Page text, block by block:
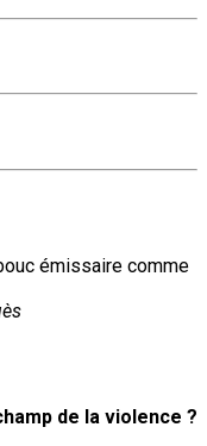
émissaire comme
de la violence ?